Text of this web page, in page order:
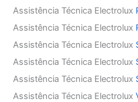
Assistência Técnica Electrolux
Assistência Técnica Electrolux
Assistência Técnica Electrolux
Assistência Técnica Electrolux
Assistência Técnica Electrolux
Assistência Técnica Electrolux